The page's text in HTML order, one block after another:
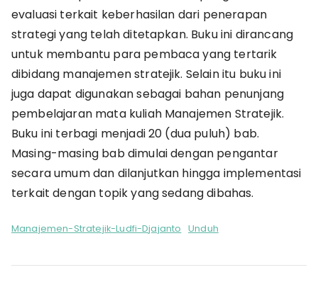
evaluasi terkait keberhasilan dari penerapan
strategi yang telah ditetapkan. Buku ini dirancang
untuk membantu para pembaca yang tertarik
dibidang manajemen stratejik. Selain itu buku ini
juga dapat digunakan sebagai bahan penunjang
pembelajaran mata kuliah Manajemen Stratejik.
Buku ini terbagi menjadi 20 (dua puluh) bab.
Masing-masing bab dimulai dengan pengantar
secara umum dan dilanjutkan hingga implementasi
terkait dengan topik yang sedang dibahas.
Manajemen-Stratejik-Ludfi-Djajanto Unduh